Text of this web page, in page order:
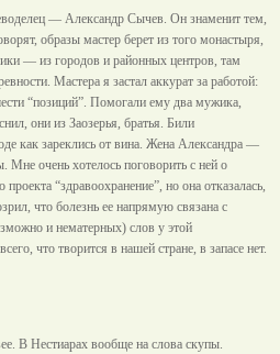
— Александр Сычев. Он знаменит тем,
образы мастер берет из того монастыря,
— из городов и районных центров, там
Мастера я застал аккурат за работой:
“позиций”. Помогали ему два мужика,
они из Заозерья, братья. Били
как зареклись от вина. Жена Александра —
Мне очень хотелось поговорить с ней о
“здравоохранение”, но она отказалась,
что болезнь ее напрямую связана с
и нематерных) слов у этой
что творится в нашей стране, в запасе нет.
В Нестиарах вообще на слова скупы.